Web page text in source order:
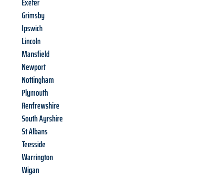
Grimsby
Ipswich
Lincoln
Mansfield
Newport
Nottingham
Plymouth
Renfrewshire
South Ayrshire
St Albans
Teesside
Warrington
Wigan